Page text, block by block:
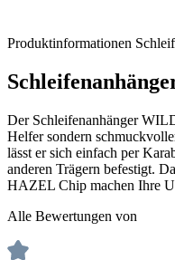
Produktinformationen
Der Schleifenanhänger
Helfer sondern
lässt er sich einfach per
anderen Trägern befestigt.
HAZEL Chip machen Ihre
Alle Bewertungen von